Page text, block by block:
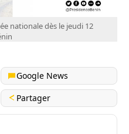
nationale dès le jeudi 12
Google News
Partager